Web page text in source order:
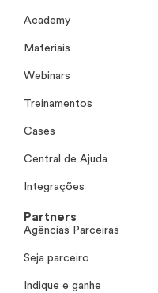
Academy
Materiais
Webinars
Treinamentos
Cases
Central de Ajuda
Integrações
Partners
Agências Parceiras
Seja parceiro
Indique e ganhe